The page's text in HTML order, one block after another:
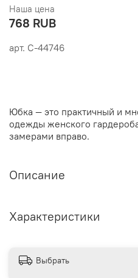
арт. С-44746
Наша цена
768 RUB
Юбка — это практичный и
одежды женского
замерами вправо.
Описание
Характеристики
Выбрать